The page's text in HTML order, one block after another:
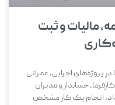
مالیات و ثبت
پروژه‌های اجرایی، عمرانی
حسابدار و مدیران
انجام یک کار مشخص